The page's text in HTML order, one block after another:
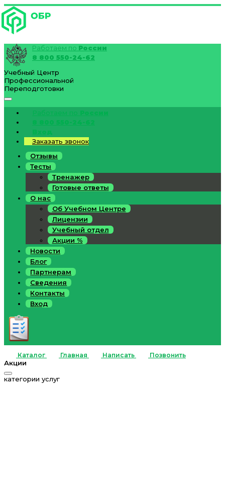
Работаем по России
8 800 550-24-62
Учебный Центр
Профессиональной
Переподготовки
Работаем по России
8 800 550-24-62
Вход
Заказать звонок
Отзывы
Тесты
Тренажер
Готовые ответы
О нас
Об Учебном Центре
Лицензии
Учебный отдел
Акции %
Новости
Блог
Партнерам
Сведения
Контакты
Вход
Каталог Главная Написать Позвонить
Акции
категории услуг